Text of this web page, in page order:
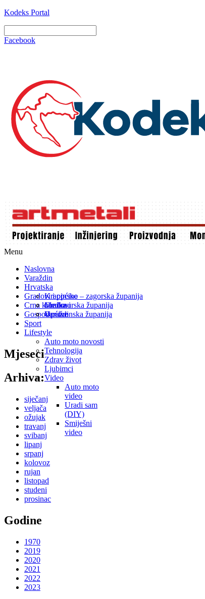
Kodeks Portal
Facebook
Menu
Naslovna
Varaždin
Hrvatska
Krapinsko – zagorska županija
Međimurska županija
Varaždinska županija
Gradovi i općine
Gradovi
Općine
Crna kronika
Gospodarstvo
Sport
Lifestyle
Auto moto novosti
Tehnologija
Zdrav život
Ljubimci
Video
Auto moto
video
Uradi sam
(DIY)
Smiješni
video
Mjeseci
Arhiva:
siječanj
veljača
ožujak
travanj
svibanj
lipanj
srpanj
kolovoz
rujan
listopad
studeni
prosinac
Godine
1970
2019
2020
2021
2022
2023